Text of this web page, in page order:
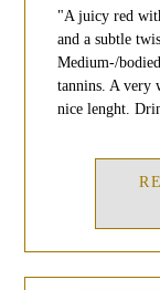
"A juicy red
and a subtle
Medium-/
tannins. A very
nice lenght.